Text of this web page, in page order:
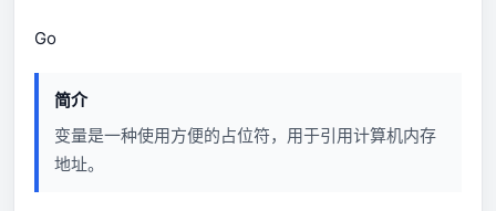
Go
简介
变量是一种使用方便的占位符，用于引用计算机内存
地址。